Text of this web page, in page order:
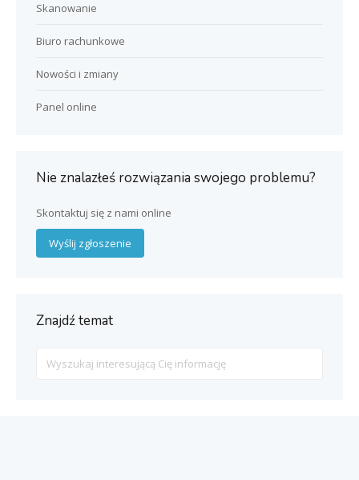
Skanowanie
Biuro rachunkowe
Nowości i zmiany
Panel online
Nie znalazłeś rozwiązania swojego problemu?
Skontaktuj się z nami online
Wyślij zgłoszenie
Znajdź temat
For